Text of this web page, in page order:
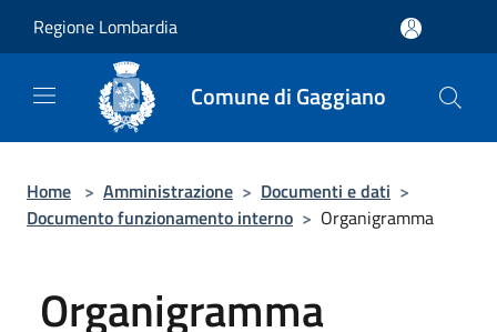
Regione Lombardia
Comune di Gaggiano
Home > Amministrazione > Documenti e dati >
Documento funzionamento interno > Organigramma
Organigramma